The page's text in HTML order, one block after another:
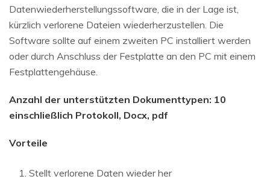
Datenwiederherstellungssoftware, die in der Lage ist,
kürzlich verlorene Dateien wiederherzustellen. Die
Software sollte auf einem zweiten PC installiert werden
oder durch Anschluss der Festplatte an den PC mit einem
Festplattengehäuse.
Anzahl der unterstützten Dokumenttypen: 10
einschließlich Protokoll, Docx, pdf
Vorteile
Stellt verlorene Daten wieder her